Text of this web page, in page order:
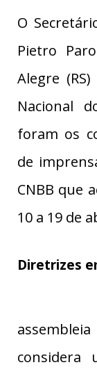
O
Pietro
Alegre
Nacional
foram os
de
CNBB que
10 a 19 de
Diretrizes
considera